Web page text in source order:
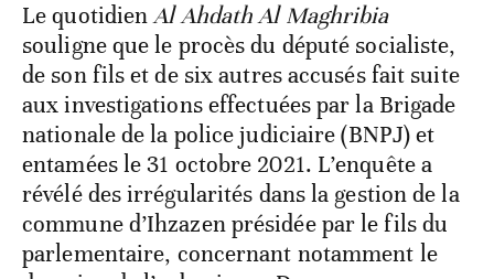
Le quotidienAl Ahdath Al Maghribia
souligne que le procès du député socialiste,
de son fils et de six autres accusés fait suite
aux investigations effectuées par la Brigade
nationale de la police judiciaire (BNPJ) et
entamées le 31 octobre 2021. L’enquête a
révélé des irrégularités dans la gestion de la
commune d’Ihzazen présidée par le fils du
parlementaire, concernant notamment le